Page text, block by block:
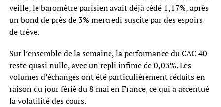
veille, le baromètre parisien avait déjà cédé 1,17%, après
un bond de près de 3% mercredi suscité par des espoirs
de trêve.
Sur l’ensemble de la semaine, la performance du CAC 40
reste quasi nulle, avec un repli infime de 0,03%. Les
volumes d’échanges ont été particulièrement réduits en
raison du jour férié du 8 mai en France, ce qui a accentué
la volatilité des cours.